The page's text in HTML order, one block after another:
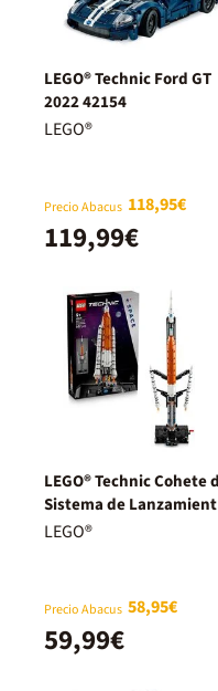
LEGO® Technic Ford GT
2022 42154
LEGO®
Precio Abacus 118,95€
119,99€
LEGO® Technic Cohete
Sistema de
Espacial NASA Artemis
LEGO®
Precio Abacus 58,95€
59,99€